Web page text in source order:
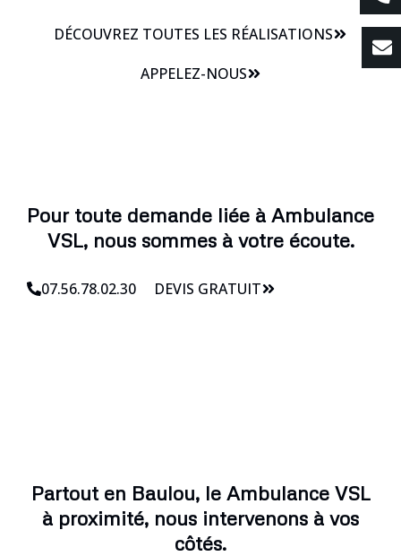
DÉCOUVREZ TOUTES LES RÉALISATIONS
APPELEZ-NOUS
Pour toute demande liée à Ambulance
VSL, nous sommes à votre écoute.
07.56.78.02.30 DEVIS GRATUIT
Partout en Baulou, le Ambulance VSL
à proximité, nous intervenons à vos
côtés.